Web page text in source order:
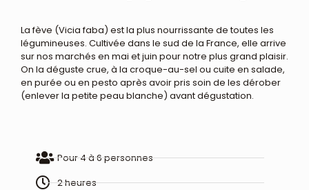
La fève (Vicia faba) est la plus nourrissante de toutes les
légumineuses. Cultivée dans le sud de la France, elle arrive
sur nos marchés en mai et juin pour notre plus grand plaisir.
On la déguste crue, à la croque-au-sel ou cuite en salade,
en purée ou en pesto après avoir pris soin de les dérober
(enlever la petite peau blanche) avant dégustation.
Pour 4 à 6 personnes
2 heures